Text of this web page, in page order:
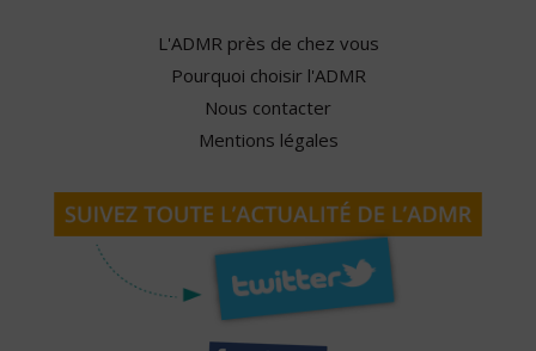
L'ADMR près de chez vous
Pourquoi choisir l'ADMR
Nous contacter
Mentions légales